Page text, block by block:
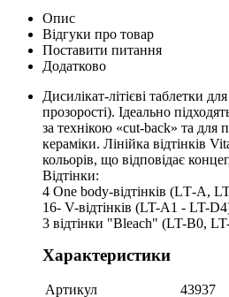
Опис
Відгуки про товар
Поставити питання
Додатково
Дисилікат-літієві таблетки
прозорості). Ідеально
за технікою «cut-back» та для
кераміки. Лінійка відтінків
кольорів, що відповідає
Відтінки:
4 One body-відтінків (LТ-A,
16- V-відтінків (LT-A1 - LT-
3 відтінки "Bleach" (LT-B0,
Характеристики
Артикул 43937